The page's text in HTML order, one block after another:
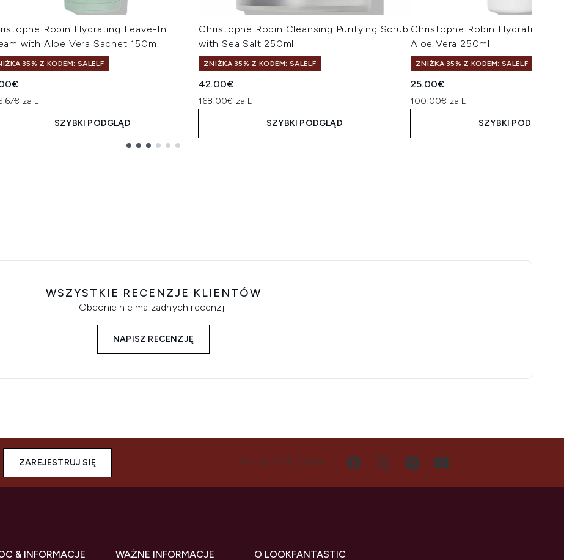
Robin Hydrating Leave-In
with Aloe Vera Sachet 150ml
35% Z KODEM: SALELF
za L
SZYBKI PODGLĄD
Christophe Robin Cleansing Purifying Scrub
with Sea Salt 250ml
ZNIŻKA 35% Z KODEM: SALELF
42.00€
168.00€ za L
SZYBKI PODGLĄD
Christophe Robin Hydrating
Aloe Vera 250ml
ZNIŻKA 35% Z KODEM: SALELF
25.00€
100.00€ za L
SZYBKI PODGLĄD
WSZYSTKIE RECENZJE KLIENTÓW
Obecnie nie ma żadnych recenzji.
NAPISZ RECENZJĘ
ZAREJESTRUJ SIĘ POŁĄCZ SIĘ Z NAMI
& INFORMACJE WAŻNE INFORMACJE O LOOKFANTASTIC